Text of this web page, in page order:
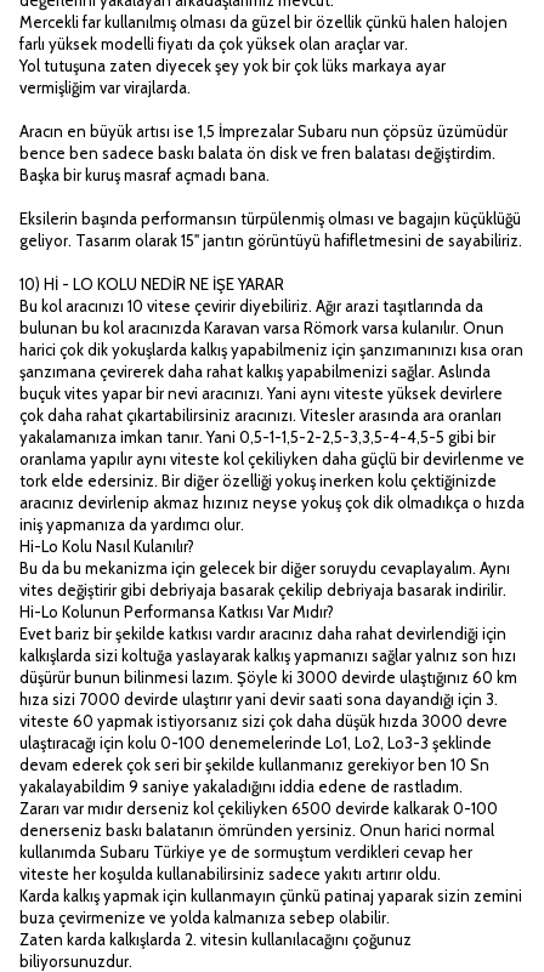
Mercekli far kullanılmış olması da güzel bir özellik çünkü halen halojen
farlı yüksek modelli fiyatı da çok yüksek olan araçlar var.
Yol tutuşuna zaten diyecek şey yok bir çok lüks markaya ayar
vermişliğim var virajlarda.
Aracın en büyük artısı ise 1,5 İmprezalar Subaru nun çöpsüz üzümüdür
bence ben sadece baskı balata ön disk ve fren balatası değiştirdim.
Başka bir kuruş masraf açmadı bana.
Eksilerin başında performansın türpülenmiş olması ve bagajın küçüklüğü
geliyor. Tasarım olarak 15" jantın görüntüyü hafifletmesini de sayabiliriz.
10) Hİ - LO KOLU NEDİR NE İŞE YARAR
Bu kol aracınızı 10 vitese çevirir diyebiliriz. Ağır arazi taşıtlarında da
bulunan bu kol aracınızda Karavan varsa Römork varsa kulanılır. Onun
harici çok dik yokuşlarda kalkış yapabilmeniz için şanzımanınızı kısa oran
şanzımana çevirerek daha rahat kalkış yapabilmenizi sağlar. Aslında
buçuk vites yapar bir nevi aracınızı. Yani aynı viteste yüksek devirlere
çok daha rahat çıkartabilirsiniz aracınızı. Vitesler arasında ara oranları
yakalamanıza imkan tanır. Yani 0,5-1-1,5-2-2,5-3,3,5-4-4,5-5 gibi bir
oranlama yapılır aynı viteste kol çekiliyken daha güçlü bir devirlenme ve
tork elde edersiniz. Bir diğer özelliği yokuş inerken kolu çektiğinizde
aracınız devirlenip akmaz hızınız neyse yokuş çok dik olmadıkça o hızda
iniş yapmanıza da yardımcı olur.
Hi-Lo Kolu Nasıl Kulanılır?
Bu da bu mekanizma için gelecek bir diğer soruydu cevaplayalım. Aynı
vites değiştirir gibi debriyaja basarak çekilip debriyaja basarak indirilir.
Hi-Lo Kolunun Performansa Katkısı Var Mıdır?
Evet bariz bir şekilde katkısı vardır aracınız daha rahat devirlendiği için
kalkışlarda sizi koltuğa yaslayarak kalkış yapmanızı sağlar yalnız son hızı
düşürür bunun bilinmesi lazım. Şöyle ki 3000 devirde ulaştığınız 60 km
hıza sizi 7000 devirde ulaştırır yani devir saati sona dayandığı için 3.
viteste 60 yapmak istiyorsanız sizi çok daha düşük hızda 3000 devre
ulaştıracağı için kolu 0-100 denemelerinde Lo1, Lo2, Lo3-3 şeklinde
devam ederek çok seri bir şekilde kullanmanız gerekiyor ben 10 Sn
yakalayabildim 9 saniye yakaladığını iddia edene de rastladım.
Zararı var mıdır derseniz kol çekiliyken 6500 devirde kalkarak 0-100
denerseniz baskı balatanın ömründen yersiniz. Onun harici normal
kullanımda Subaru Türkiye ye de sormuştum verdikleri cevap her
viteste her koşulda kullanabilirsiniz sadece yakıtı artırır oldu.
Karda kalkış yapmak için kullanmayın çünkü patinaj yaparak sizin zemini
buza çevirmenize ve yolda kalmanıza sebep olabilir.
Zaten karda kalkışlarda 2. vitesin kullanılacağını çoğunuz
biliyorsunuzdur.